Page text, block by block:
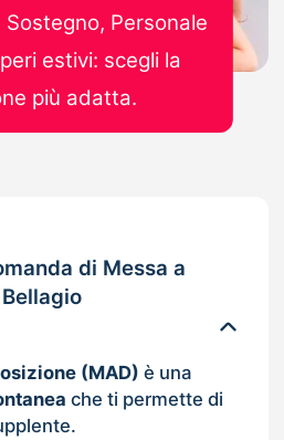
di Messa a
(MAD) è una
che ti permette di
Personale
estivi: scegli la
più adatta.